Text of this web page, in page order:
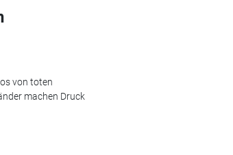
von toten
machen Druck